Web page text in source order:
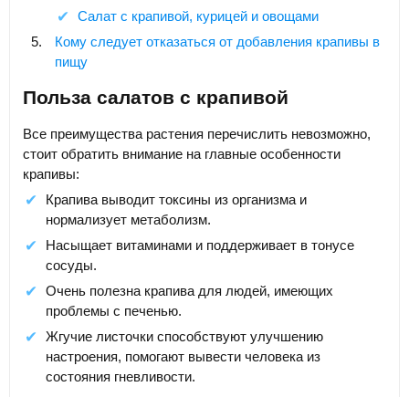
Салат с крапивой, курицей и овощами
Кому следует отказаться от добавления крапивы в
пищу
Польза салатов с крапивой
Все преимущества растения перечислить невозможно,
стоит обратить внимание на главные особенности
крапивы:
Крапива выводит токсины из организма и
нормализует метаболизм.
Насыщает витаминами и поддерживает в тонусе
сосуды.
Очень полезна крапива для людей, имеющих
проблемы с печенью.
Жгучие листочки способствуют улучшению
настроения, помогают вывести человека из
состояния гневливости.